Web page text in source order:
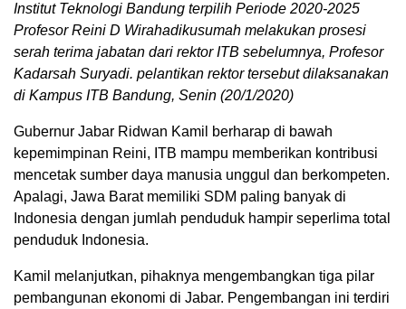
Institut Teknologi Bandung terpilih Periode 2020-2025
Profesor Reini D Wirahadikusumah melakukan prosesi
serah terima jabatan dari rektor ITB sebelumnya, Profesor
Kadarsah Suryadi. pelantikan rektor tersebut dilaksanakan
di Kampus ITB Bandung, Senin (20/1/2020)
Gubernur Jabar Ridwan Kamil berharap di bawah
kepemimpinan Reini, ITB mampu memberikan kontribusi
mencetak sumber daya manusia unggul dan berkompeten.
Apalagi, Jawa Barat memiliki SDM paling banyak di
Indonesia dengan jumlah penduduk hampir seperlima total
penduduk Indonesia.
Kamil melanjutkan, pihaknya mengembangkan tiga pilar
pembangunan ekonomi di Jabar. Pengembangan ini terdiri